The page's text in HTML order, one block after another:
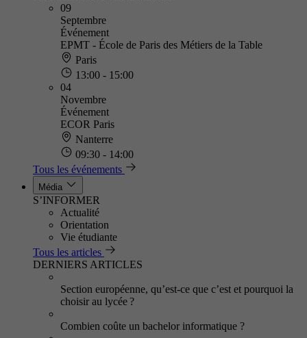
09
Septembre
Événement
EPMT - École de Paris des Métiers de la Table
Paris
13:00 - 15:00
04
Novembre
Événement
ECOR Paris
Nanterre
09:30 - 14:00
Tous les événements
Média
S’INFORMER
Actualité
Orientation
Vie étudiante
Tous les articles
DERNIERS ARTICLES
Section européenne, qu’est-ce que c’est et pourquoi la
choisir au lycée ?
Combien coûte un bachelor informatique ?